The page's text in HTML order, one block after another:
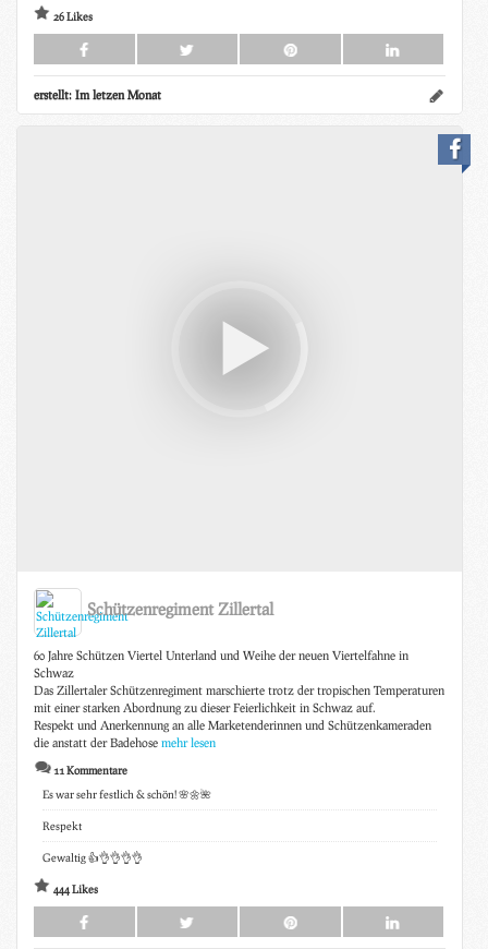
26 Likes
erstellt: Im letzen Monat
Schützenregiment Zillertal
60 Jahre Schützen Viertel Unterland und Weihe der neuen Viertelfahne in
Schwaz
Das Zillertaler Schützenregiment marschierte trotz der tropischen Temperaturen
mit einer starken Abordnung zu dieser Feierlichkeit in Schwaz auf.
Respekt und Anerkennung an alle Marketenderinnen und Schützenkameraden
die anstatt der Badehose mehr lesen
11 Kommentare
Es war sehr festlich & schön! 🌸🌼🌺
Respekt
Gewaltig 👍👌👌👌👌
444 Likes